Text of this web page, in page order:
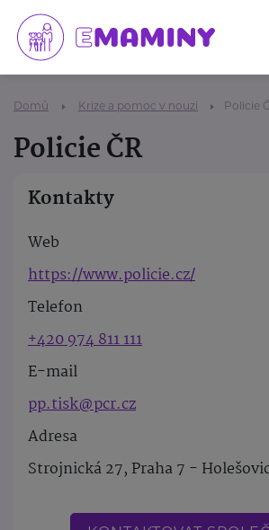
Domů Krize a pomoc v nouzi Policie
Policie ČR
Kontakty
Web
https://www.policie.cz/
Telefon
+420 974 811 111
E-mail
pp.tisk@pcr.cz
Adresa
Strojnická 27, Praha 7 -